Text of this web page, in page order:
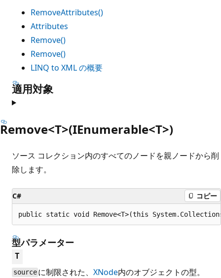
RemoveAttributes()
Attributes
Remove()
Remove()
LINQ to XML の概要
適用対象
Remove<T>(IEnumerable<T>)
ソース コレクション内のすべてのノードを親ノードから削
除します。
C# コピー
public static void Remove<T>(this
型パラメーター
T
source に制限された、XNode内のオブジェクトの型。